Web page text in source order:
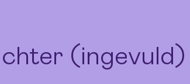
(ingevuld)